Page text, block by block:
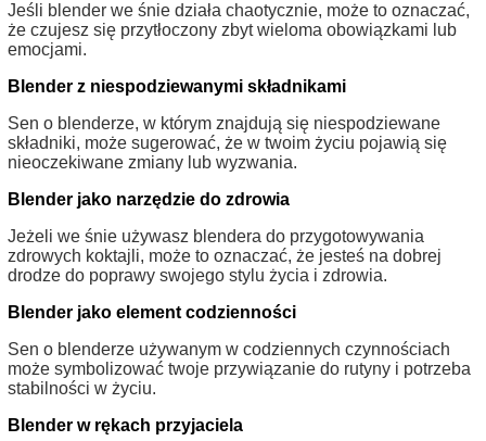
Jeśli blender we śnie działa chaotycznie, może to oznaczać,
że czujesz się przytłoczony zbyt wieloma obowiązkami lub
emocjami.
Blender z niespodziewanymi składnikami
Sen o blenderze, w którym znajdują się niespodziewane
składniki, może sugerować, że w twoim życiu pojawią się
nieoczekiwane zmiany lub wyzwania.
Blender jako narzędzie do zdrowia
Jeżeli we śnie używasz blendera do przygotowywania
zdrowych koktajli, może to oznaczać, że jesteś na dobrej
drodze do poprawy swojego stylu życia i zdrowia.
Blender jako element codzienności
Sen o blenderze używanym w codziennych czynnościach
może symbolizować twoje przywiązanie do rutyny i potrzeba
stabilności w życiu.
Blender w rękach przyjaciela